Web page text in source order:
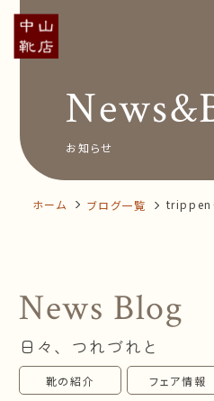
Concept
Insole オ
Company
オンライ
お問
お知らせ
ホーム ブログ一覧
News Blog
日々、つれづれと
靴の紹介 フェア情報